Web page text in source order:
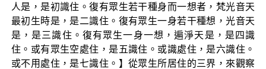
人是，是初識住。復有眾生若干種身而一想者，梵光音天
最初生時是，是二識住。復有眾生一身若干種想，光音天
是，是三識住。復有眾生一身一想，遍淨天是，是四識
住。或有眾生空處住，是五識住。或識處住，是六識住。
或不用處住，是七識住。】從眾生所居住的三界，來觀察